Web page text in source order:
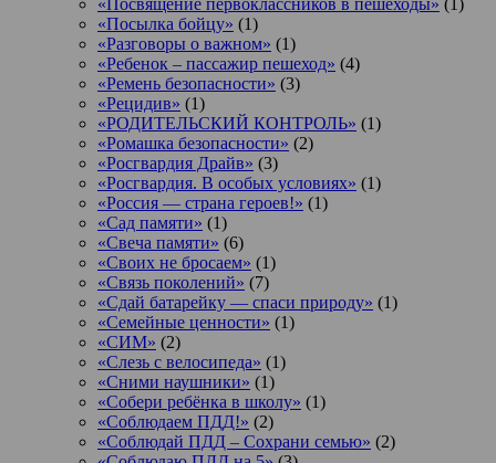
«Посылка бойцу» (1)
«Разговоры о важном» (1)
«Ребенок – пассажир пешеход» (4)
«Ремень безопасности» (3)
«Рецидив» (1)
«РОДИТЕЛЬСКИЙ КОНТРОЛЬ» (1)
«Ромашка безопасности» (2)
«Росгвардия Драйв» (3)
«Росгвардия. В особых условиях» (1)
«Россия — страна героев!» (1)
«Сад памяти» (1)
«Свеча памяти» (6)
«Своих не бросаем» (1)
«Связь поколений» (7)
«Сдай батарейку — спаси природу» (1)
«Семейные ценности» (1)
«СИМ» (2)
«Слезь с велосипеда» (1)
«Сними наушники» (1)
«Собери ребёнка в школу» (1)
«Соблюдаем ПДД!» (2)
«Соблюдай ПДД – Сохрани семью» (2)